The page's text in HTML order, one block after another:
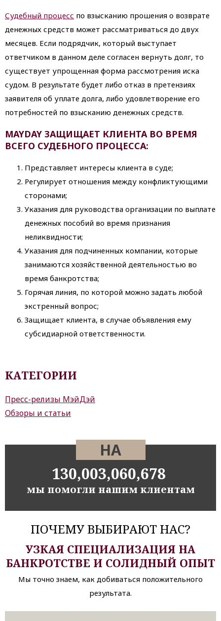
КАТЕГОРИИ
Пресс-релизы МэйДэй
Обзоры и статьи
НА
130,003,060,678
мы помогли нашим клиентам
ПОЧЕМУ ВЫБИРАЮТ НАС?
УЗКАЯ СПЕЦИАЛИЗАЦИЯ НА
БАНКРОТСТВЕ И СОЛИДНЫЙ ОПЫТ
Мы точно знаем, как добиваться положительного
результата.
Судебный процесс по взысканию прошения о возврате
денежных средств может рассматриваться до двух
месяцев. Если подрядчик, который выступает
ответчиком в данном деле согласен вернуть долг, то
существует упрощенная форма рассмотрения иска
судом. В результате будет либо отказ в претензиях
заявителя об уплате долга, либо удовлетворение его
потребностей по взысканию денежных средств.
MAYDAY ЗАЩИЩАЕТ КЛИЕНТА ВО ВРЕМЯ
ВСЕГО СУДЕБНОГО ПРОЦЕССА:
Представляет интересы клиента в суде;
Регулирует отношения между конфликтующими
сторонами;
Указания для руководства организации по выплате
денежных пособий во время признания
неликвидности;
Указания для подчиненных компании, которые
занимаются хозяйственной деятельностью во
время банкротства;
Горячая линия, по которой можно задать любой
экстренный вопрос;
Защищает клиента, в случае объявления ему
субсидиарной ответственности.